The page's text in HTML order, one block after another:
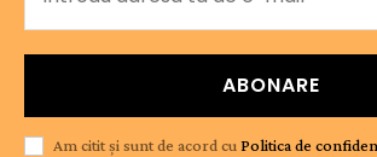
ABONARE
Am citit și sunt de acord cu Politica de